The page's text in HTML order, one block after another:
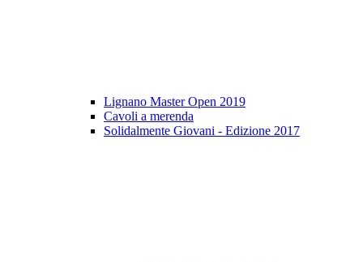
Lignano Master Open 2019
Cavoli a merenda
Solidalmente Giovani - Edizione 2017